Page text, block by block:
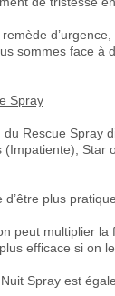
sommes face à
Spray
du Rescue Spray
(Impatiente), Star
d’être plus
peut multiplier la
efficace si on
Spray est